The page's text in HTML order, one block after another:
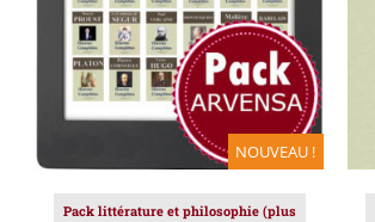
NOUVEAU !
Pack littérature et philosophie (plus